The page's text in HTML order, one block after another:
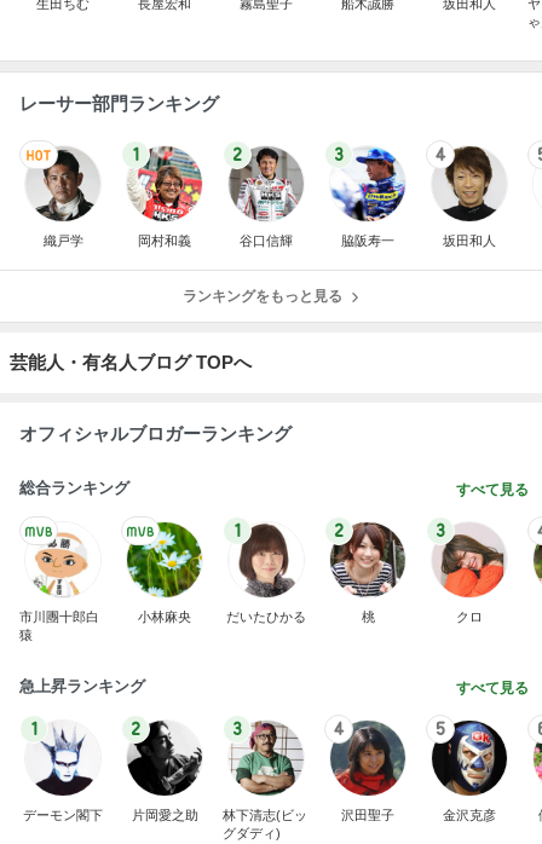
生田ちむ 長屋宏和 霧島聖子 船木誠勝 坂田和人
レーサー部門ランキング
織戸学
1
岡村和義
2
谷口信輝
3
脇阪寿一
4
坂田和人
ランキングをもっと見る
芸能人・有名人ブログ TOPへ
オフィシャルブロガーランキング
総合ランキング すべて見る
市川團十郎白
猿
小林麻央
1
だいたひかる
2
桃
3
クロ
急上昇ランキング すべて見る
1
デーモン閣下
2
片岡愛之助
3
林下清志(ビッ
グダディ)
4
沢田聖子
5
金沢克彦